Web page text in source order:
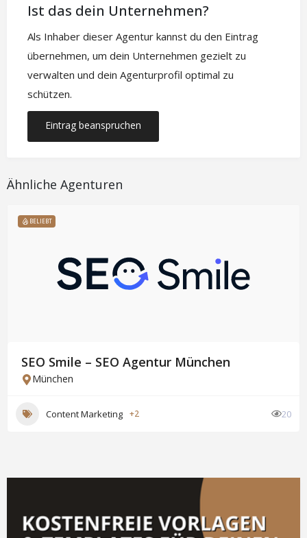
Ist das dein Unternehmen?
Als Inhaber dieser Agentur kannst du den Eintrag
übernehmen, um dein Unternehmen gezielt zu
verwalten und dein Agenturprofil optimal zu
schützen.
Eintrag beanspruchen
Ähnliche Agenturen
BELIEBT
SEO Smile – SEO Agentur München
München
Content Marketing +2 20